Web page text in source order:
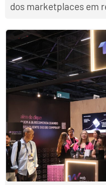
dos marketplaces em